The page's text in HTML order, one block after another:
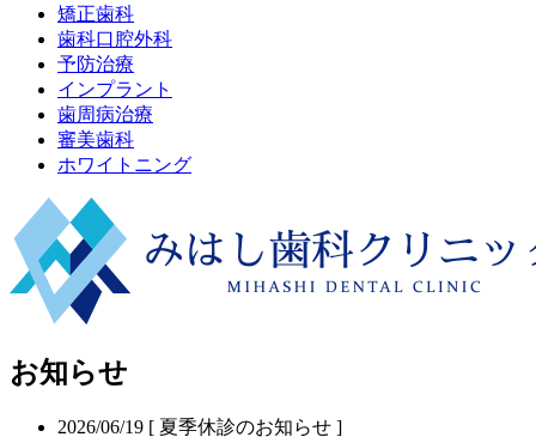
矯正歯科
歯科口腔外科
予防治療
インプラント
歯周病治療
審美歯科
ホワイトニング
お知らせ
2026/06/19 [ 夏季休診のお知らせ ]